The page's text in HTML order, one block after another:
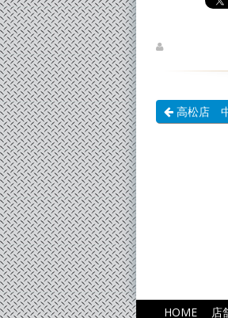
高松店
HOME 店